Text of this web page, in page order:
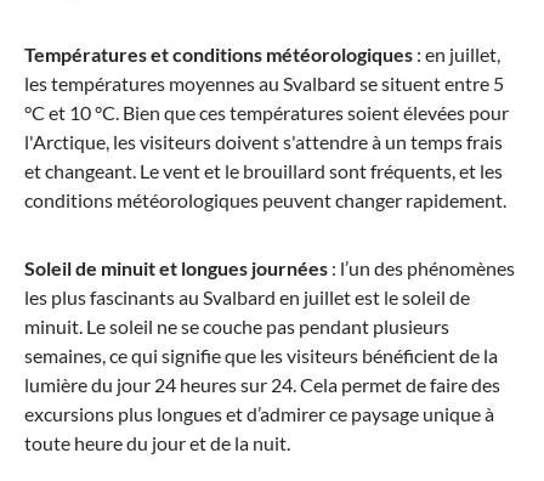
Températures et conditions météorologiques : en juillet,
les températures moyennes au Svalbard se situent entre 5
°C et 10 °C. Bien que ces températures soient élevées pour
l'Arctique, les visiteurs doivent s'attendre à un temps frais
et changeant. Le vent et le brouillard sont fréquents, et les
conditions météorologiques peuvent changer rapidement.
Soleil de minuit et longues journées : l’un des phénomènes
les plus fascinants au Svalbard en juillet est le soleil de
minuit. Le soleil ne se couche pas pendant plusieurs
semaines, ce qui signifie que les visiteurs bénéficient de la
lumière du jour 24 heures sur 24. Cela permet de faire des
excursions plus longues et d’admirer ce paysage unique à
toute heure du jour et de la nuit.